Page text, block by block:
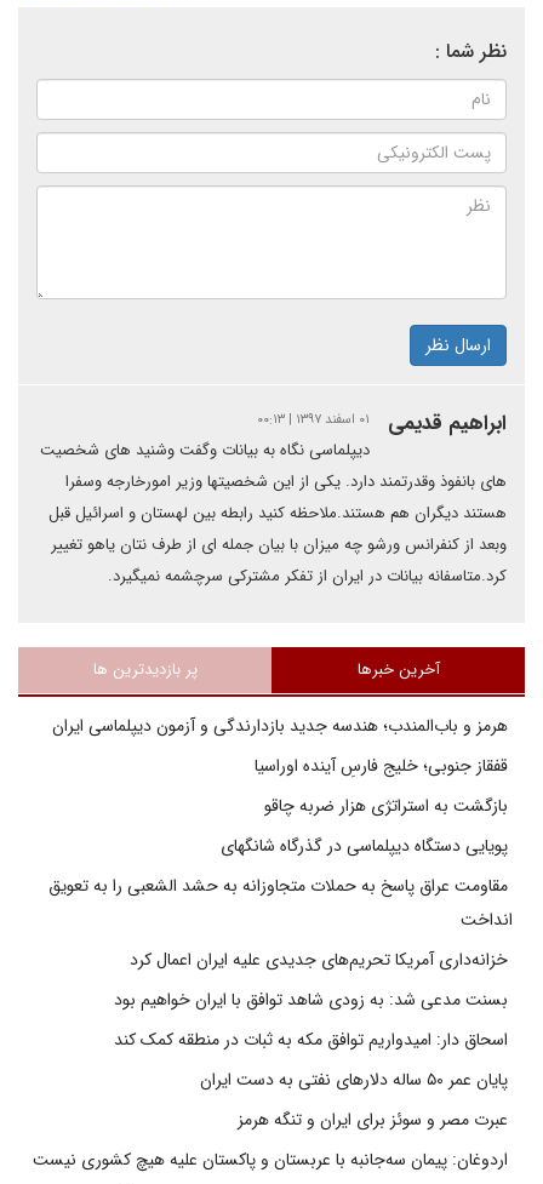
نظر شما :
ارسال نظر
ابراهیم قدیمی ۰۱ اسفند ۱۳۹۷ | ۰۰:۱۳
دیپلماسی نگاه به بیانات وگفت وشنید های شخصیت
های بانفوذ وقدرتمند دارد. یکی از این شخصیتها وزیر امورخارجه وسفرا
هستند دیگران هم هستند.ملاحظه کنید رابطه بین لهستان و اسرائیل قبل
وبعد از کنفرانس ورشو چه میزان با بیان جمله ای از طرف نتان یاهو تغییر
کرد.متاسفانه بیانات در ایران از تفکر مشترکی سرچشمه نمیگیرد.
آخرین خبرها پر بازدیدترین ها
هرمز و باب‌المندب؛ هندسه جدید بازدارندگی و آزمون دیپلماسی ایران
قفقاز جنوبی؛ خلیج فارسِ آینده اوراسیا
بازگشت به استراتژی هزار ضربه چاقو
پویایی دستگاه دیپلماسی در گذرگاه شانگهای
مقاومت عراق پاسخ به حملات متجاوزانه به حشد الشعبی را به تعویق
انداخت
خزانه‌داری آمریکا تحریم‌های جدیدی علیه ایران اعمال کرد
بسنت مدعی شد: به زودی شاهد توافق با ایران خواهیم بود
اسحاق دار: امیدواریم توافق مکه به ثبات در منطقه کمک کند
پایان عمر ۵۰ ساله دلارهای نفتی به دست ایران
عبرت مصر و سوئز برای ایران و تنگه هرمز
اردوغان: پیمان سه‌جانبه با عربستان و پاکستان علیه هیچ کشوری نیست